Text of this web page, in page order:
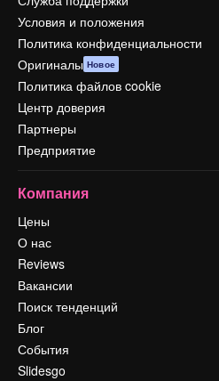
Условия и положения
Политика конфиденциальности
Оригиналы Новое
Политика файлов cookie
Центр доверия
Партнеры
Предприятие
Компания
Цены
О нас
Reviews
Вакансии
Поиск тенденций
Блог
События
Slidesgo